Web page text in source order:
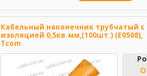
Кабельный наконечник трубчатый с
изоляцией 0,5кв.мм,(100шт.) (Е0508),
Tcom